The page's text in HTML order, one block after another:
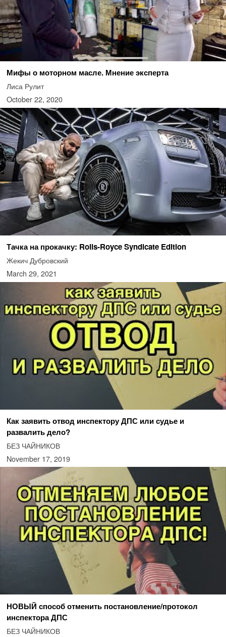
Мифы о моторном масле. Мнение эксперта
Лиса Рулит
October 22, 2020
Тачка на прокачку: Rolls-Royce Syndicate Edition
Жекич Дубровский
March 29, 2021
Как заявить отвод инспектору ДПС или судье и
развалить дело?
БЕЗ ЧАЙНИКОВ
November 17, 2019
НОВЫЙ способ отменить постановление/протокол
инспектора ДПС
БЕЗ ЧАЙНИКОВ